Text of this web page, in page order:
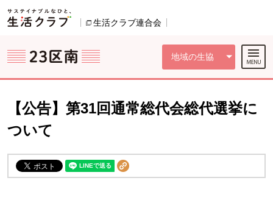
ページの先頭です。
生活クラブ連合会
地域の生協
ここからサイト内共通メニューです。
サイト内共通メニューをスキップする
サイト内共通メニューここまで。
【公告】第31回通常総代会総代選挙に
ついて